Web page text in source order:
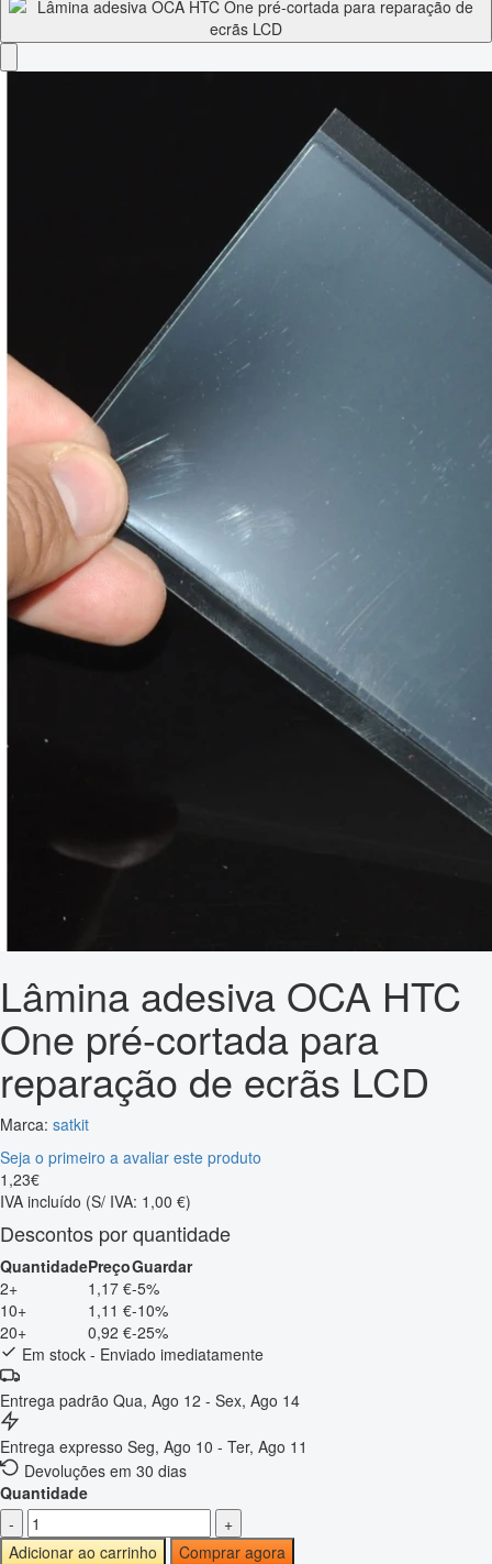
Lâmina adesiva OCA HTC
One pré-cortada para
reparação de ecrãs LCD
Marca: satkit
Seja o primeiro a avaliar este produto
1 ,23€
IVA incluído (S/ IVA: 1,00 €)
Descontos por quantidade
QuantidadePreçoGuardar
2+
1,17 €-5%
10+
1,11 €-10%
20+
0,92 €-25%
Em stock - Enviado imediatamente
Entrega padrão Qua, Ago 12 - Sex, Ago 14
Entrega expresso Seg, Ago 10 - Ter, Ago 11
Devoluções em 30 dias
Quantidade
-
+
Adicionar ao carrinho
Comprar agora